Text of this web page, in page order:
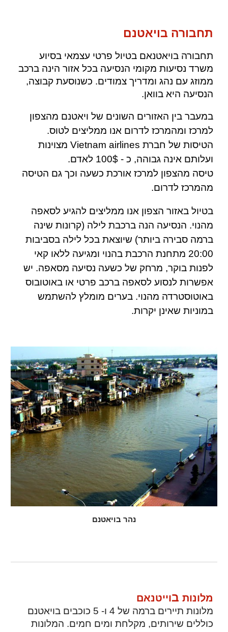
תחבורה בויאטנם
תחבורה בויאטנאם בטיול פרטי עצמאי בסיוע
משרד נסיעות מקומי הנסיעה בכל אזור הינה ברכב
ממוזג עם נהג ומדריך צמודים. כשנוסעת קבוצה,
הנסיעה היא בוואן.
במעבר בין האזורים השונים של ויאטנם מהצפון
למרכז ומהמרכז לדרום אנו ממליצים לטוס.
הטיסות של חברת Vietnam airlines מצוינות
ועלותם אינה גבוהה, כ - 100$ לאדם.
טיסה מהצפון למרכז אורכת כשעה וכך גם הטיסה
מהמרכז לדרום.
בטיול באזור הצפון אנו ממליצים להגיע לסאפה
מהנוי. הנסיעה הנה ברכבת לילה (קרונות שינה
ברמה סבירה ביותר) שיוצאת בכל לילה בסביבות
20:00 מתחנת הרכבת בהנוי ומגיעה ללאו קאי
לפנות בוקר, מרחק של כשעה נסיעה מסאפה. יש
אפשרות לנסוע לסאפה ברכב פרטי או באוטובוס
באוטוסטרדה מהנוי. בערים מומלץ להשתמש
במוניות שאינן יקרות.
נהר בויאטנם
מלונות בוייטנאם
מלונות תיירים ברמה של 4 ו- 5 כוכבים בויאטנם
כוללים שירותים, מקלחת ומים חמים. המלונות